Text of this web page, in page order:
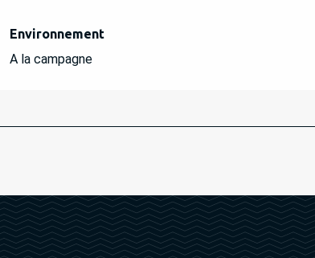
Environnement
Environnement
A la campagne